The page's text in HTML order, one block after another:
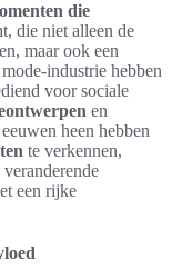
die
die niet alleen de
maar ook een
industrie hebben
voor sociale
en
heen hebben
te verkennen,
een rijke